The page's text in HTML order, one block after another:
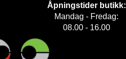
Åpningstider butikk:
Mandag - Fredag:
08.00 - 16.00